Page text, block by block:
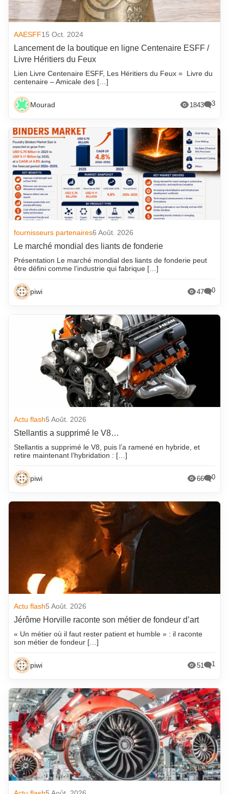
AAESFF15 Oct. 2024
Lancement de la boutique en ligne Centenaire ESFF /
Livre Héritiers du Feux
Lien Livre Centenaire ESFF, Les Héritiers du Feux = Livre du
centenaire – Amicale des […]
Mourad 1843 3
fournisseurs partenaires6 Août. 2026
Le marché mondial des liants de fonderie
Présentation Le marché mondial des liants de fonderie peut
être défini comme l’industrie qui fabrique […]
piwi 47 0
Actu flash5 Août. 2026
Stellantis a supprimé le V8…
Stellantis a supprimé le V8, puis l’a ramené en hybride, et
retire maintenant l’hybridation : […]
piwi 66 0
Actu flash5 Août. 2026
Jérôme Horville raconte son métier de fondeur d’art
« Un métier où il faut rester patient et humble » : il raconte
son métier de fondeur […]
piwi 51 1